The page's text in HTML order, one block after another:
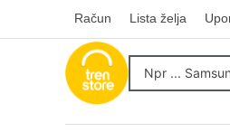
Račun Lista želja